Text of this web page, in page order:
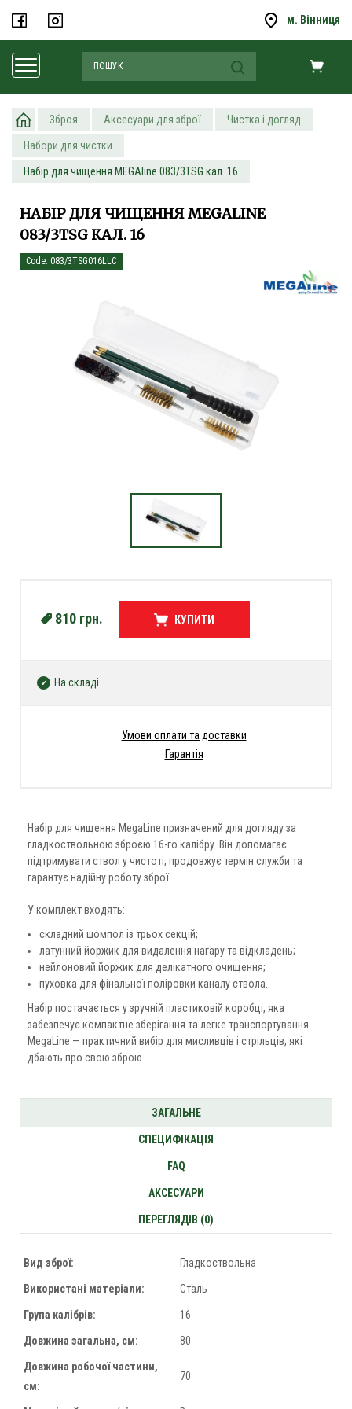
м. Вінниця
Зброя Аксесуари для зброї Чистка і догляд
Набори для чистки
Набір для чищення MEGAline 083/3TSG кал. 16
НАБІР ДЛЯ ЧИЩЕННЯ MEGALINE
083/3TSG КАЛ. 16
Code: 083/3TSG016LLC
Набір для чищення MegaLine призначений для догляду за
гладкоствольною зброєю 16-го калібру. Він допомагає
підтримувати ствол у чистоті, продовжує термін служби та
гарантує надійну роботу зброї.
У комплект входять:
складний шомпол із трьох секцій;
латунний йоржик для видалення нагару та відкладень;
нейлоновий йоржик для делікатного очищення;
пуховка для фінальної поліровки каналу ствола.
Набір постачається у зручній пластиковій коробці, яка
забезпечує компактне зберігання та легке транспортування.
MegaLine — практичний вибір для мисливців і стрільців, які
дбають про свою зброю.
810 грн. КУПИТИ
На складі
Умови оплати та доставки
Гарантія
ЗАГАЛЬНЕ
СПЕЦИФІКАЦІЯ
FAQ
АКСЕСУАРИ
ПЕРЕГЛЯДІВ (0)
Вид зброї: Гладкоствольна
Використані матеріали: Сталь
Група калібрів: 16
Довжина загальна, см: 80
Довжина робочої частини,
см:
70